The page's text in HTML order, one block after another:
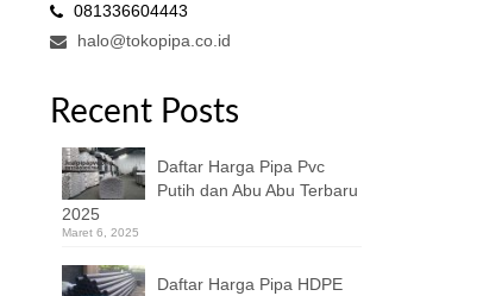
081336604443
halo@tokopipa.co.id
Recent Posts
Daftar Harga Pipa Pvc
Putih dan Abu Abu Terbaru
2025
Maret 6, 2025
Daftar Harga Pipa HDPE